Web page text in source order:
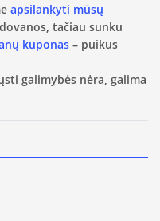
apsilankyti mūsų
tačiau sunku
kuponas – puikus
galimybės nėra, galima